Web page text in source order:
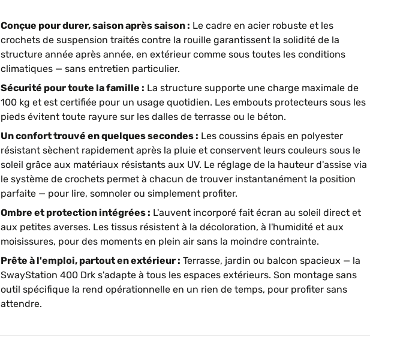
Conçue pour durer, saison après saison : Le cadre en acier robuste et les
crochets de suspension traités contre la rouille garantissent la solidité de la
structure année après année, en extérieur comme sous toutes les conditions
climatiques — sans entretien particulier.
Sécurité pour toute la famille : La structure supporte une charge maximale de
100 kg et est certifiée pour un usage quotidien. Les embouts protecteurs sous les
pieds évitent toute rayure sur les dalles de terrasse ou le béton.
Un confort trouvé en quelques secondes : Les coussins épais en polyester
résistant sèchent rapidement après la pluie et conservent leurs couleurs sous le
soleil grâce aux matériaux résistants aux UV. Le réglage de la hauteur d'assise via
le système de crochets permet à chacun de trouver instantanément la position
parfaite — pour lire, somnoler ou simplement profiter.
Ombre et protection intégrées : L'auvent incorporé fait écran au soleil direct et
aux petites averses. Les tissus résistent à la décoloration, à l'humidité et aux
moisissures, pour des moments en plein air sans la moindre contrainte.
Prête à l'emploi, partout en extérieur : Terrasse, jardin ou balcon spacieux — la
SwayStation 400 Drk s'adapte à tous les espaces extérieurs. Son montage sans
outil spécifique la rend opérationnelle en un rien de temps, pour profiter sans
attendre.